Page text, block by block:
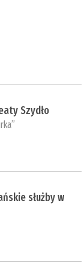
Szydło
służby w